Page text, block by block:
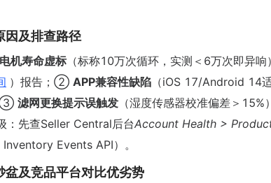
因及排查路径
电机寿命虚标（标称10万次循环，实测＜6万次即异
）报告；② APP兼容性缺陷 （iOS 17/Android 14
③ 滤网更换提示误触发 （湿度传感器校准偏差＞
：先查Seller Central后台Account Health >
Inventory Events API）。
及竞品平台对比优劣势